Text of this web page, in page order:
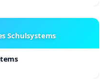
Schulsystems